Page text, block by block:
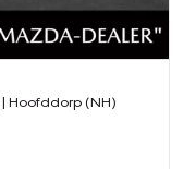
| Hoofddorp (NH)